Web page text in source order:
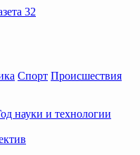
Спорт Происшествия
науки и технологии